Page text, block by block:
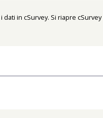
in cSurvey. Si riapre cSurvey